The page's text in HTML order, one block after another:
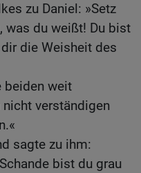
zu Daniel: »Setz
was du weißt! Du bist
die Weisheit des
beiden weit
verständigen
sagte zu ihm:
bist du grau